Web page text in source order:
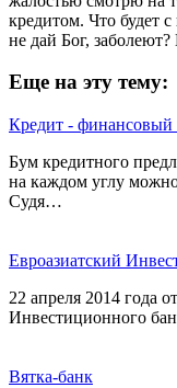
кредитом. Что будет
не дай Бог,
Еще на эту тему:
Кредит - финансовый
Бум кредитного
на каждом углу
Судя…
Евроазиатский
22 апреля 2014 года
Инвестиционного
Вятка-банк